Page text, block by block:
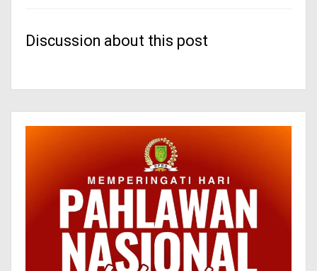
Discussion about this post